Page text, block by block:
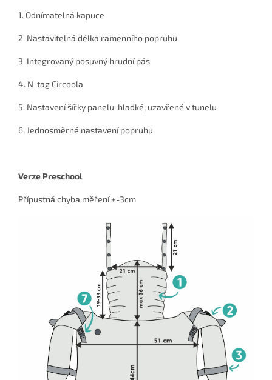
1. Odnímatelná kapuce
2. Nastavitelná délka ramenního popruhu
3. Integrovaný posuvný hrudní pás
4. N-tag Circoola
5. Nastavení šířky panelu: hladké, uzavřené v tunelu
6. Jednosměrné nastavení popruhu
Verze Preschool
Přípustná chyba měření +-3cm